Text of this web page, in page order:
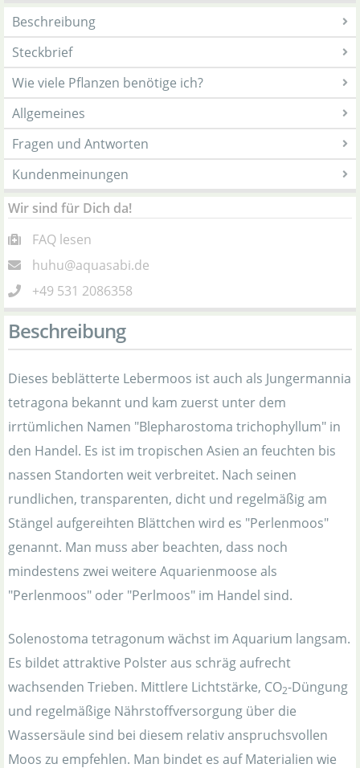
Beschreibung
Steckbrief
Wie viele Pflanzen benötige ich?
Allgemeines
Fragen und Antworten
Kundenmeinungen
Wir sind für Dich da!
FAQ lesen
huhu@aquasabi.de
+49 531 2086358
Beschreibung
Dieses beblätterte Lebermoos ist auch als Jungermannia
tetragona bekannt und kam zuerst unter dem
irrtümlichen Namen "Blepharostoma trichophyllum" in
den Handel. Es ist im tropischen Asien an feuchten bis
nassen Standorten weit verbreitet. Nach seinen
rundlichen, transparenten, dicht und regelmäßig am
Stängel aufgereihten Blättchen wird es "Perlenmoos"
genannt. Man muss aber beachten, dass noch
mindestens zwei weitere Aquarienmoose als
"Perlenmoos" oder "Perlmoos" im Handel sind.
Solenostoma tetragonum wächst im Aquarium langsam.
Es bildet attraktive Polster aus schräg aufrecht
wachsenden Trieben. Mittlere Lichtstärke, CO2-Düngung
und regelmäßige Nährstoffversorgung über die
Wassersäule sind bei diesem relativ anspruchsvollen
Moos zu empfehlen. Man bindet es auf Materialien wie